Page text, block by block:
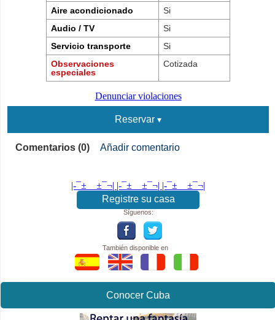
Aire acondicionado
Si
Audio / TV
Si
Servicio transporte
Si
Observaciones
especiales
Cotizada
Denunciar violaciones
Reservar
Comentarios (0) Añadir comentario
|-¯±­__­±¯¬| |-¯±­__­±¯¬| |-¯±­__­±¯¬|
Registre su casa
Síguenos:
También disponible en
Conocer Cuba